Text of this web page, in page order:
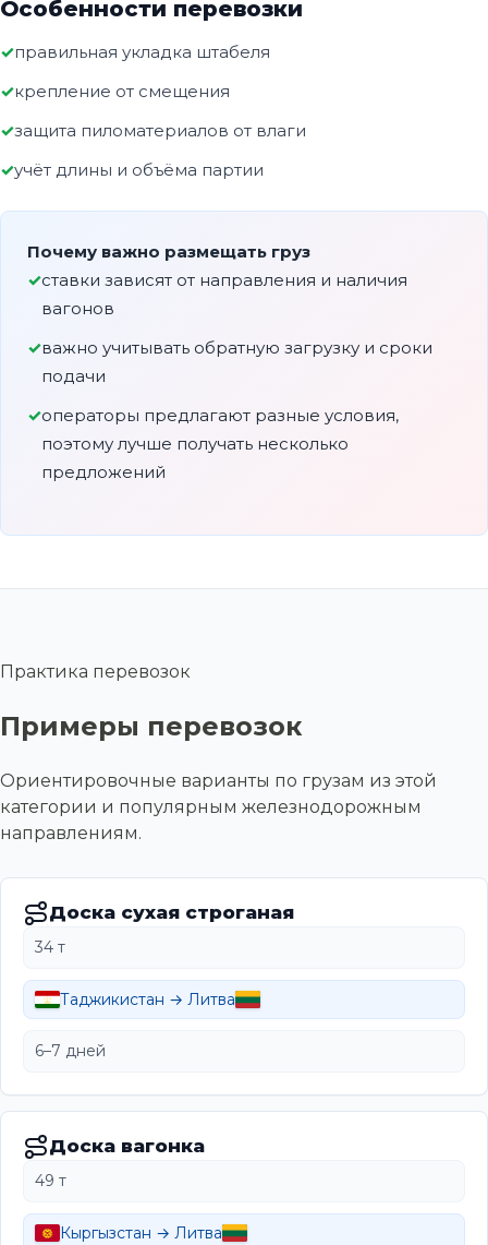
Особенности перевозки
правильная укладка штабеля
крепление от смещения
защита пиломатериалов от влаги
учёт длины и объёма партии
Почему важно размещать груз
ставки зависят от направления и наличия
вагонов
важно учитывать обратную загрузку и сроки
подачи
операторы предлагают разные условия,
поэтому лучше получать несколько
предложений
Практика перевозок
Примеры перевозок
Ориентировочные варианты по грузам из этой
категории и популярным железнодорожным
направлениям.
Доска сухая строганая
34 т
Таджикистан → Литва
6–7 дней
Доска вагонка
49 т
Кыргызстан → Литва